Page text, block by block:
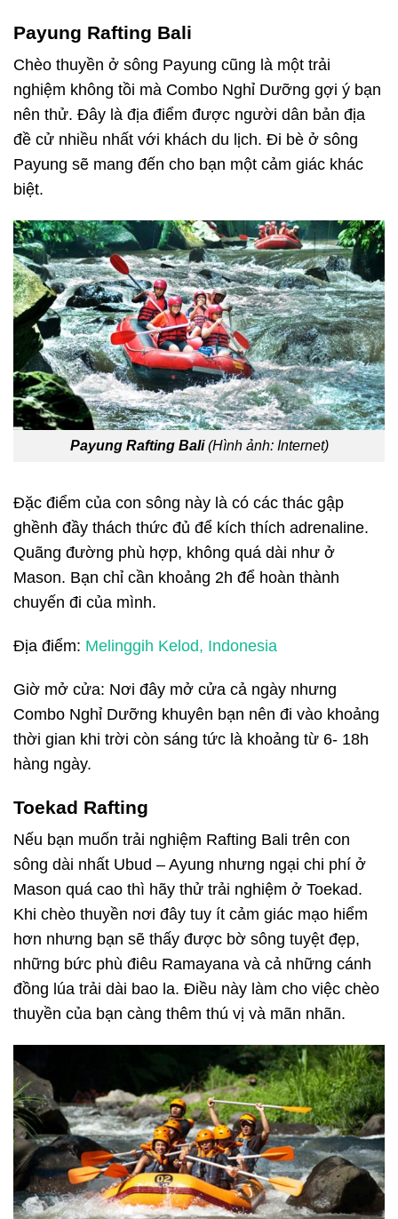
Payung Rafting Bali
Chèo thuyền ở sông Payung cũng là một trải
nghiệm không tồi mà Combo Nghỉ Dưỡng gợi ý bạn
nên thử. Đây là địa điểm được người dân bản địa
đề cử nhiều nhất với khách du lịch. Đi bè ở sông
Payung sẽ mang đến cho bạn một cảm giác khác
biệt.
Payung Rafting Bali(Hình ảnh: Internet)
Đặc điểm của con sông này là có các thác gập
ghềnh đầy thách thức đủ để kích thích adrenaline.
Quãng đường phù hợp, không quá dài như ở
Mason. Bạn chỉ cần khoảng 2h để hoàn thành
chuyến đi của mình.
Địa điểm: Melinggih Kelod, Indonesia
Giờ mở cửa: Nơi đây mở cửa cả ngày nhưng
Combo Nghỉ Dưỡng khuyên bạn nên đi vào khoảng
thời gian khi trời còn sáng tức là khoảng từ 6- 18h
hàng ngày.
Toekad Rafting
Nếu bạn muốn trải nghiệm Rafting Bali trên con
sông dài nhất Ubud – Ayung nhưng ngại chi phí ở
Mason quá cao thì hãy thử trải nghiệm ở Toekad.
Khi chèo thuyền nơi đây tuy ít cảm giác mạo hiểm
hơn nhưng bạn sẽ thấy được bờ sông tuyệt đẹp,
những bức phù điêu Ramayana và cả những cánh
đồng lúa trải dài bao la. Điều này làm cho việc chèo
thuyền của bạn càng thêm thú vị và mãn nhãn.